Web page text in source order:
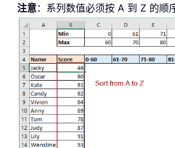
注意：系列数值必须按 A 到 Z 的顺